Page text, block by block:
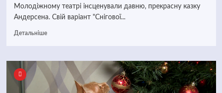
Молодіжному театрі інсценували давню, прекрасну казку
Андерсена. Свій варіант "Снігової...
Детальніше